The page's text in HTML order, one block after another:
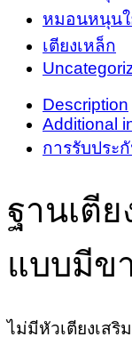
หมอนหนุนใ
เตียงเหล็ก
Description
Additional
การรับประ
ฐานเตี
แบบมีข
ไม่มีหัวเตียงเสริ